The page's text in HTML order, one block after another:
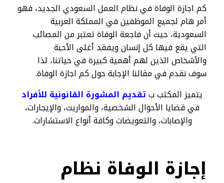
كم اجازة الوفاة في نظام العمل السعودي الجديد، فهو
أمر هام لجميع الموظفين في المملكة العربية
السعودية، حيث أن فاجعة الوفاة تعتبر من المصائب
التي يقع فيها كل إنسان ويفقد أغلى الأحبة
والأشخاص الذين لهم أهمية كبيرة في حياتنا، لذا
سوف نقدم في مقالنا الإجابة حول كم اجازة الوفاة.
يتميز المكتب بتقديم المشورة القانونية للأفراد
في قضايا الأحوال الشخصية، والمواريث، والإيجارات،
والإصابات، والتعويضات وكافة أنواع الاستشارات.
إجازة الوفاة نظام